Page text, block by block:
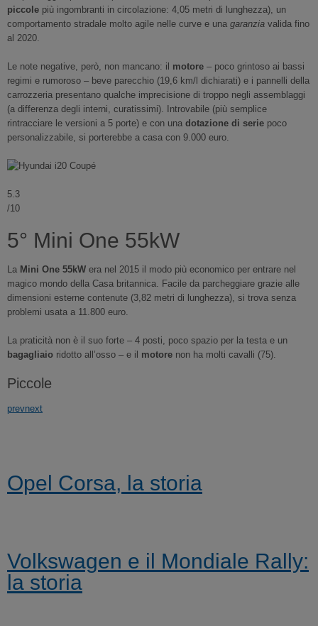
piccole più ingombranti in circolazione: 4,05 metri di lunghezza), un
comportamento stradale molto agile nelle curve e una garanzia valida fino
al 2020.
Le note negative, però, non mancano: il motore – poco grintoso ai bassi
regimi e rumoroso – beve parecchio (19,6 km/l dichiarati) e i pannelli della
carrozzeria presentano qualche imprecisione di troppo negli assemblaggi
(a differenza degli interni, curatissimi). Introvabile (più semplice
rintracciare le versioni a 5 porte) e con una dotazione di serie poco
personalizzabile, si porterebbe a casa con 9.000 euro.
5.3
/10
5° Mini One 55kW
La Mini One 55kW era nel 2015 il modo più economico per entrare nel
magico mondo della Casa britannica. Facile da parcheggiare grazie alle
dimensioni esterne contenute (3,82 metri di lunghezza), si trova senza
problemi usata a 11.800 euro.
La praticità non è il suo forte – 4 posti, poco spazio per la testa e un
bagagliaio ridotto all’osso – e il motore non ha molti cavalli (75).
Piccole
prevnext
Opel Corsa, la storia
Volkswagen e il Mondiale Rally:
la storia